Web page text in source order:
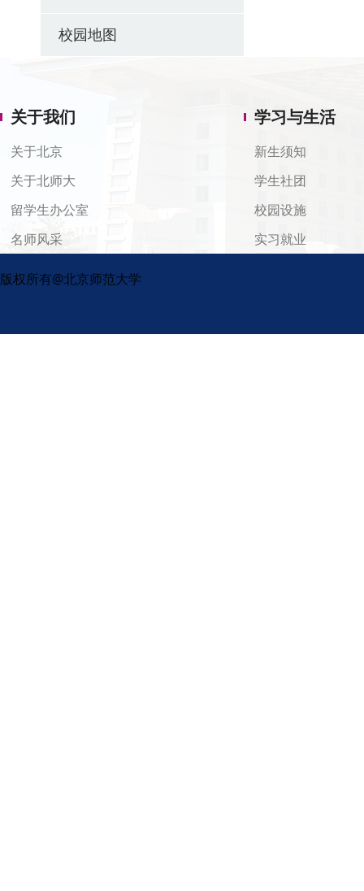
校园地图
关于我们
关于北京
关于北师大
留学生办公室
名师风采
学习与生活
新生须知
学生社团
校园设施
实习就业
版权所有@北京师范大学